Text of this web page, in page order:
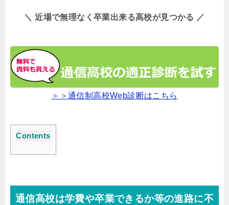
＼ 近場で無理なく卒業出来る高校が見つかる ／
＞＞通信制高校Web診断はこちら
Contents
通信高校は学費や卒業できるか等の進路に不